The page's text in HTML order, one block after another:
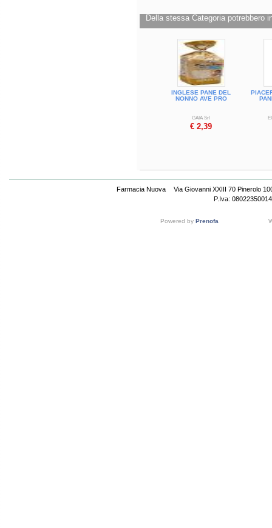
Della stessa Categoria potrebbero
INGLESE PANE DEL
NONNO AVE PRO
GAIA Srl
€ 2,39
Farmacia Nuova
Via Giovanni XXIII 70 Pinerolo
P.Iva: 08022350014
Powered by Prenofa